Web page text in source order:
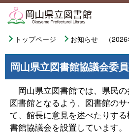
トップページ お知らせ （2026
岡山県立図書館協議会委
岡山県立図書館では、県民
図書館となるよう、図書館の
て、館長に意見を述べたりす
書館協議会を設置しています